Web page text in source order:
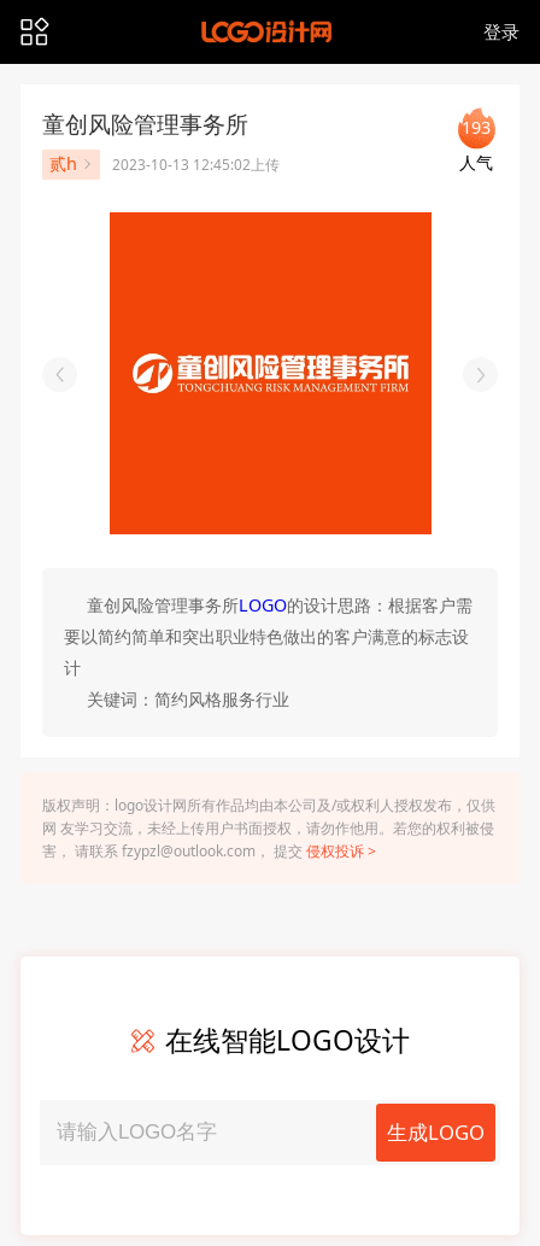
登录
童创风险管理事务所
贰h 2023-10-13 12:45:02上传
193
人气
童创风险管理事务所LOGO的设计思路：根据客户需
要以简约简单和突出职业特色做出的客户满意的标志设
计
关键词：简约风格服务行业
版权声明：logo设计网所有作品均由本公司及/或权利人授权发布，仅供
网 友学习交流，未经上传用户书面授权，请勿作他用。若您的权利被侵
害， 请联系 fzypzl@outlook.com， 提交 侵权投诉 >
在线智能LOGO设计
生成LOGO